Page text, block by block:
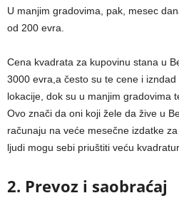
U manjim gradovima, pak, mesec
od 200 evra.
Cena kvadrata za kupovinu stana u
3000 evra,a često su te cene i
lokacije, dok su u manjim gradovima
Ovo znači da oni koji žele da žive u
računaju na veće mesečne izdatke
ljudi mogu sebi priuštiti veću
2. Prevoz i saobraćaj